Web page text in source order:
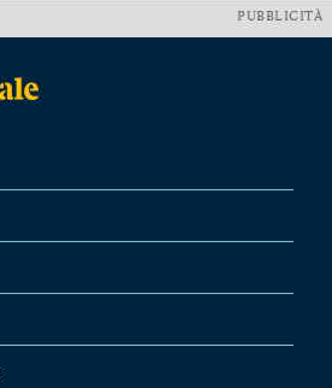
PUBBLICITÀ